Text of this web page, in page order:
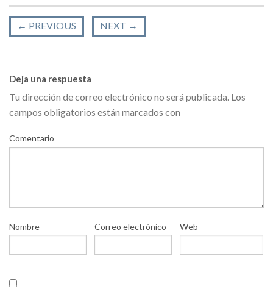
← PREVIOUS NEXT →
Deja una respuesta
Tu dirección de correo electrónico no será publicada. Los
campos obligatorios están marcados con
Comentario
Nombre Correo electrónico Web